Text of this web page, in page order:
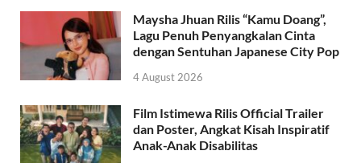
Maysha Jhuan Rilis “Kamu Doang”,
Lagu Penuh Penyangkalan Cinta
dengan Sentuhan Japanese City Pop
4 August 2026
Film Istimewa Rilis Official Trailer
dan Poster, Angkat Kisah Inspiratif
Anak-Anak Disabilitas